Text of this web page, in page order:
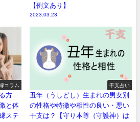
【例文あり】
2023.03.23
コラム
方
と体
ステ
干支占い
丑年（うしどし）生まれの男女別
の性格や特徴や相性の良い・悪い
干支は？【守り本尊（守護神）は